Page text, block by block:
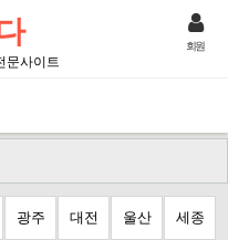
문사이트
회원
광주 대전 울산 세종